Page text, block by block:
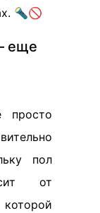
🔦🚫
еще
пол
от